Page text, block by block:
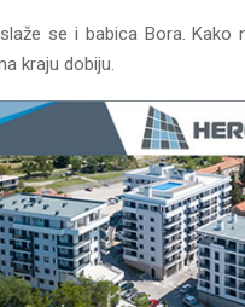
se i babica Bora. Kako
kraju dobiju.